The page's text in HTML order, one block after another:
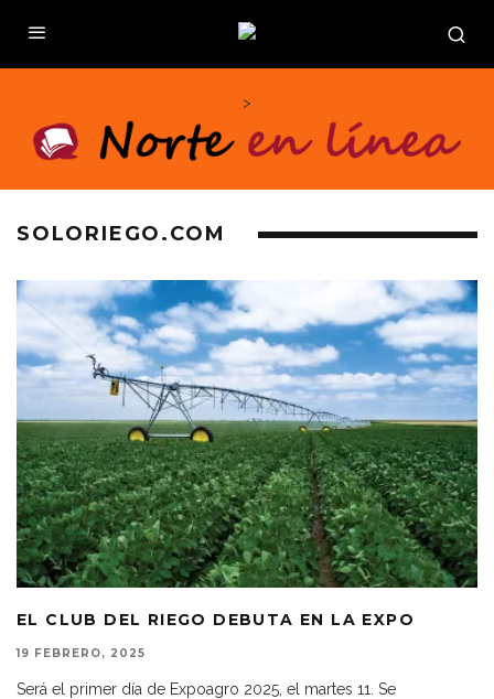
>
SOLORIEGO.COM
EL CLUB DEL RIEGO DEBUTA EN LA EXPO
19 FEBRERO, 2025
Será el primer día de Expoagro 2025, el martes 11. Se